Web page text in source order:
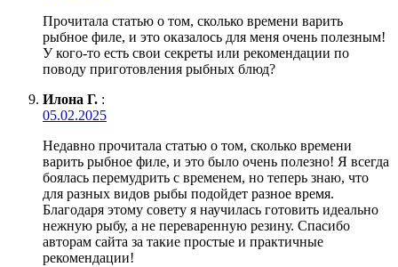
Прочитала статью о том, сколько времени варить
рыбное филе, и это оказалось для меня очень полезным!
У кого-то есть свои секреты или рекомендации по
поводу приготовления рыбных блюд?
Илона Г. :
05.02.2025
Недавно прочитала статью о том, сколько времени
варить рыбное филе, и это было очень полезно! Я всегда
боялась перемудрить с временем, но теперь знаю, что
для разных видов рыбы подойдет разное время.
Благодаря этому совету я научилась готовить идеально
нежную рыбу, а не переваренную резину. Спасибо
авторам сайта за такие простые и практичные
рекомендации!